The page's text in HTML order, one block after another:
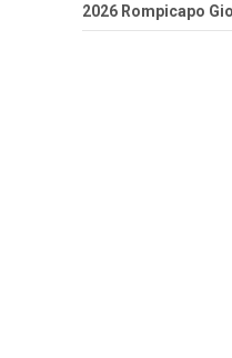
2026 Rompicapo